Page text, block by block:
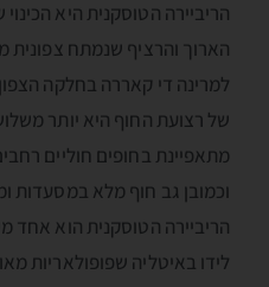
הארוך והרציף שנמתח צפונית
למרינה די קאררה בחלקה
של רצועת החוף היא יותר
מתאפיינת בחופים חוליים
וכמובן גב חוף מלא במסעדות
הריביירה הטוסקנית הוא אחד
לידו באיטליה שפופולאריות